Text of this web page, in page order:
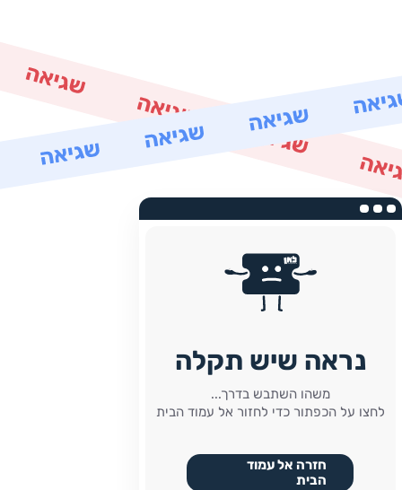
נראה שיש תקלה
משהו השתבש בדרך...
לחצו על הכפתור כדי לחזור אל עמוד הבית
חזרה אל עמוד
הבית